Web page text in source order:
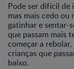
Pode ser difícil de
mas mais cedo ou
gatinhar e sentar-
que passam mais
começar a
crianças que
baixo.